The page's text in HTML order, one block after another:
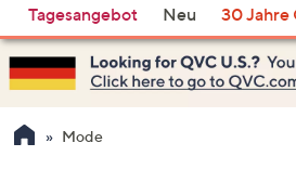
du
heute?
Vorschläge
verfügbar
sind,
verwenden
Sie
Tagesangebot Neu 30 Jahre
Mode